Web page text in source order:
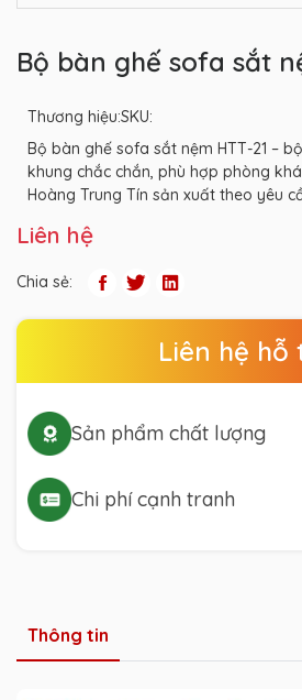
Bộ bàn ghế sofa sắt
Thương hiệu:SKU:
Bộ bàn ghế sofa sắt nệm HTT-21 –
khung chắc chắn, phù hợp phòng
Hoàng Trung Tín sản xuất theo yêu
Liên hệ
Chia sẻ:
Liên hệ hỗ
Sản phẩm chất lượng
Chi phí cạnh tranh
Thông tin